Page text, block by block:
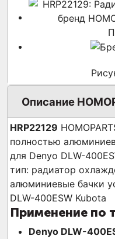
Описание
HRP22129
полностью
для Denyo DLW-
тип: радиатор
алюминиевые бачки
DLW-400ESW Kubota
Применение по
Denyo DLW-